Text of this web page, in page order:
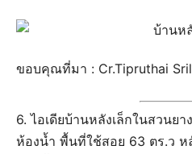
ขอบคุณที่มา : Cr.Tipruthai
6. ไอเดียบ้านหลังเล็กในสวนย
ห้องน้ำ พื้นที่ใช้สอย 63 ตร.ว ห